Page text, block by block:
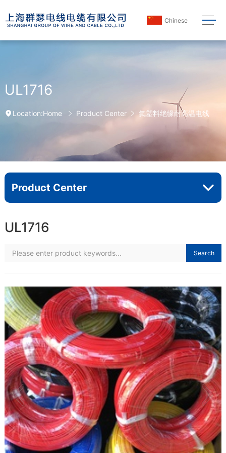
Chinese
UL1716
Location:Home Product Center 氟塑料绝缘耐高温电线
Product Center
UL1716
Search